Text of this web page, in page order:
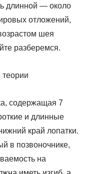
длинной — около
отложений,
шея
разберемся.
содержащая 7
и длинные
край лопатки.
в позвоночнике,
на